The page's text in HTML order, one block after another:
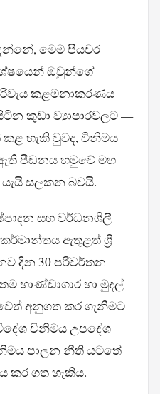
මෙම පියවර
ඔවුන්ගේ
කළමනාකරණය
කුඩා ව්‍යාපාරවලට —
හැකි වුවද, විනිමය
පීඩනය හමුවේ මහ
යැයි සලකන බවයි.
සහ වර්ධනශීලී
ඇතුළත් ශ්‍රී
දින 30 පරිවර්තන
භාණ්ඩාගාර හා මුදල්
අනුගත කර ගැනීමට
විනිමය උපදේශ
පාලන නීති යටතේ
කර ගත හැකිය.